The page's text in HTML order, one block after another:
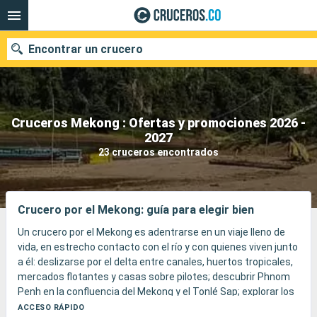
Cruceros Mekong : Ofertas y promociones 2026 -
2027
23 cruceros encontrados
Encontrar un crucero
Fecha de salida
Buscar
Crucero por el Mekong: guía para elegir bien
Un crucero por el Mekong es adentrarse en un viaje lleno de
vida, en estrecho contacto con el río y con quienes viven junto
a él: deslizarse por el delta entre canales, huertos tropicales,
mercados flotantes y casas sobre pilotes; descubrir Phnom
Penh en la confluencia del Mekong y el Tonlé Sap; explorar los
templos de Angkor desde Siem Reap; o encontrar en el Alto
ACCESO RÁPIDO